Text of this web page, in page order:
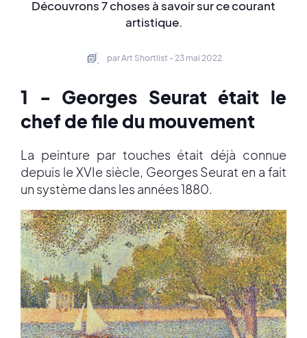
Découvrons 7 choses à savoir sur ce courant
artistique.
par Art Shortlist - 23 mai 2022
1 - Georges Seurat était le
chef de file du mouvement
La peinture par touches était déjà connue
depuis le XVIe siècle, Georges Seurat en a fait
un système dans les années 1880.